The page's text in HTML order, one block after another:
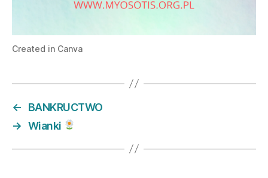
Created in Canva
←
BANKRUCTWO
→ Wianki